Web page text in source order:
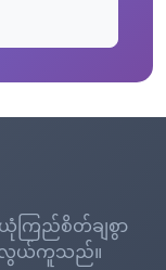
ကြည်စိတ်ချစွာ
ရလွယ်ကူသည်။